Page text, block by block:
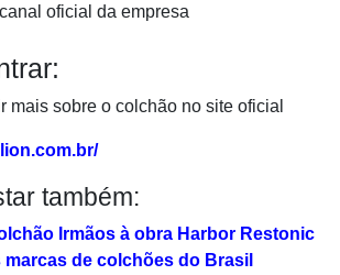
oficial da empresa
mais sobre o colchão no site oficial
também:
Irmãos à obra Harbor Restonic
de colchões do Brasil